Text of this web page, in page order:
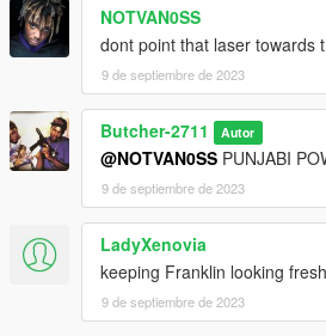
NOTVAN0SS
dont point that laser towards
9 de septiembre de 2023
Butcher-2711 Autor
@NOTVAN0SS PUNJABI
9 de septiembre de 2023
LadyXenovia
keeping Franklin looking
9 de septiembre de 2023